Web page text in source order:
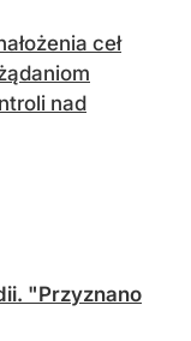
ceł
nad
"Przyznano